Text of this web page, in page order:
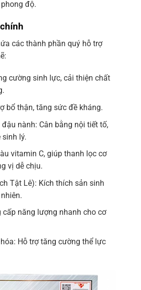
độ.
các thành phần quý hỗ trợ
cường sinh lực, cải thiện chất
bổ thận, tăng sức đề kháng.
nành: Cân bằng nội tiết tố,
sinh lý.
vitamin C, giúp thanh lọc cơ
vị dễ chịu.
Tật Lê): Kích thích sản sinh
cấp năng lượng nhanh cho cơ
Hỗ trợ tăng cường thể lực